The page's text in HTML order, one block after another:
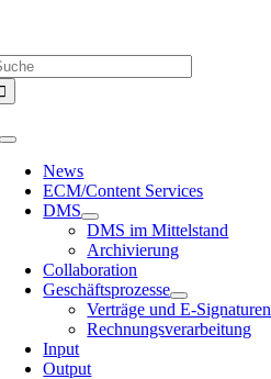
springen
Toggle
Navigation
News
ECM/Content Services
DMS
DMS im Mittelstand
Archivierung
Collaboration
Geschäftsprozesse
Verträge und E-Signaturen
Rechnungsverarbeitung
Input
Output